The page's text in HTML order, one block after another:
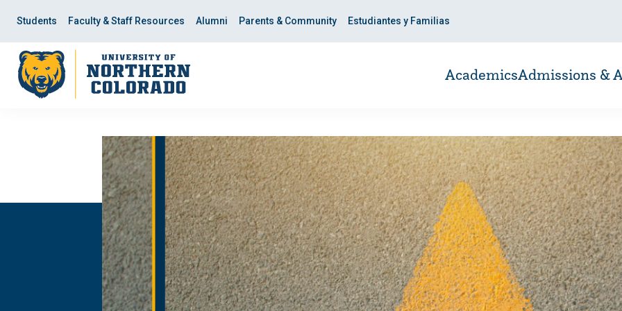
site
navigation
content
Students Faculty & Staff Resources Alumni Parents & Community Estudiantes y Familias
AcademicsAdmissions &